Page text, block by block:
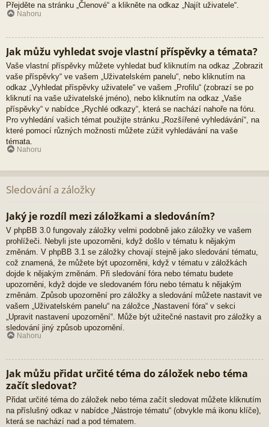
Přejděte na stránku „Členové“ a klikněte na odkaz „Najít uživatele“.
Nahoru
Jak můžu vyhledat svoje vlastní příspěvky a témata?
Vaše vlastní příspěvky můžete vyhledat buď kliknutím na odkaz „Zobrazit
vaše příspěvky“ ve vašem „Uživatelském panelu“, nebo kliknutím na
odkaz „Vyhledat příspěvky uživatele“ ve vašem „Profilu“ (zobrazí se po
kliknutí na vaše uživatelské jméno), nebo kliknutím na odkaz „Vaše
příspěvky“ v nabídce „Rychlé odkazy“, která se nachází nahoře na fóru.
Pro vyhledání vašich témat použijte stránku „Rozšířené vyhledávání“, na
které pomocí různých možnosti můžete zúžit vyhledávání na vaše
témata.
Nahoru
Sledování a záložky
Jaký je rozdíl mezi záložkami a sledováním?
V phpBB 3.0 fungovaly záložky velmi podobně jako záložky ve vašem
prohlížeči. Nebyli jste upozorněni, když došlo v tématu k nějakým
změnám. V phpBB 3.1 se záložky chovají stejně jako sledování tématu,
což znamená, že můžete být upozorněni, když v tématu v záložkách
dojde k nějakým změnám. Při sledování fóra nebo tématu budete
upozorněni, když dojde ve sledovaném fóru nebo tématu k nějakým
změnám. Způsob upozornění pro záložky a sledování můžete nastavit ve
vašem „Uživatelském panelu“ na záložce „Nastavení fóra“ v sekci
„Upravit nastavení upozornění“. Může být užitečné nastavit pro záložky a
sledování jiný způsob upozornění.
Nahoru
Jak můžu přidat určité téma do záložek nebo téma
začít sledovat?
Přidat určité téma do záložek nebo téma začít sledovat můžete kliknutím
na příslušný odkaz v nabídce „Nástroje tématu“ (obvykle má ikonu klíče),
která se nachází nad a pod tématem.